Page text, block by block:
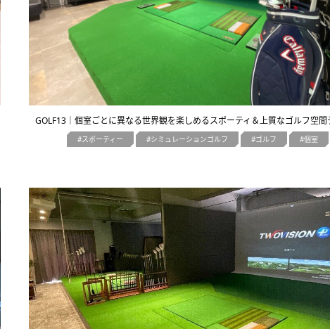
GOLF13｜個室ごとに異なる世界観を楽しめるスポーティ＆上質なゴルフ空間
スポーティー シミュレーションゴルフ ゴルフ 個室